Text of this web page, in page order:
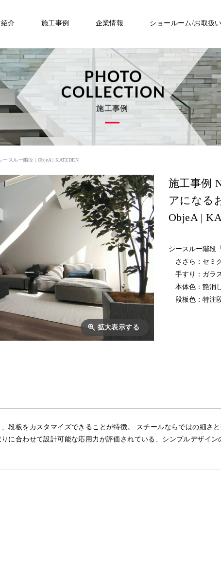
介 施工事例 企業情報 ショールーム/お取扱
施工事例
ースルー階段 | ObjeA | KATZDEN
拡大表示する
施工事例
アになる
ObjeA |
シースルー階段
ささら：セミ
手すり：ガラ
本体色：艶消
段板色：特注
段板をカスタマイズできることが特徴。 スチールならではの細さ
に合わせて設計可能な応用力が評価されている、シンプルデザイン